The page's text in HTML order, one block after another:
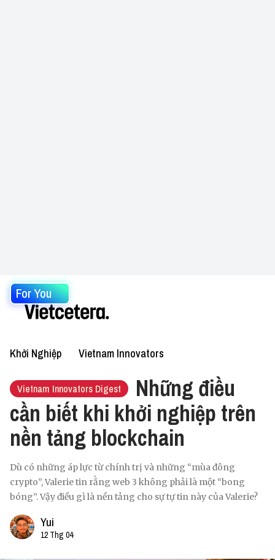
For You
Khởi Nghiệp Vietnam Innovators
Vietnam Innovators Digest
Những điều
cần biết khi khởi nghiệp trên
nền tảng blockchain
Dù có những áp lực từ chính trị và những “mùa đông
crypto”, Valerie tin rằng web 3 không phải là một “bong
bóng”. Vậy điều gì là nền tảng cho sự tự tin này của Valerie?
Yui
12 Thg 04